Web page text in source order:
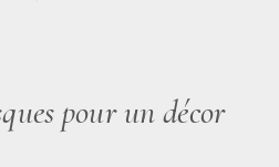
pour un décor